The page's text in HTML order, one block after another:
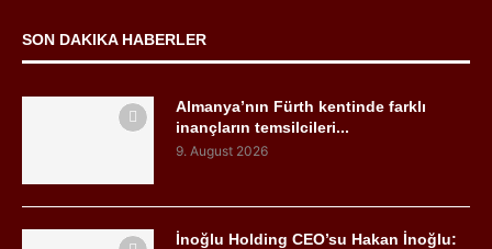
SON DAKIKA HABERLER
Almanya’nın Fürth kentinde farklı
inançların temsilcileri...
9. August 2026
İnoğlu Holding CEO’su Hakan İnoğlu: